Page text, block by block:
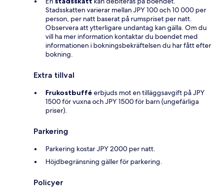
Stadsskatten varierar mellan JPY 100 och 10 000 per
person, per natt baserat på rumspriset per natt.
Observera att ytterligare undantag kan gälla. Om du
vill ha mer information kontaktar du boendet med
informationen i bokningsbekräftelsen du har fått efter
bokning.
Extra tillval
Frukostbuffé erbjuds mot en tilläggsavgift på JPY
1500 för vuxna och JPY 1500 för barn (ungefärliga
priser).
Parkering
Parkering kostar JPY 2000 per natt.
Höjdbegränsning gäller för parkering.
Policyer